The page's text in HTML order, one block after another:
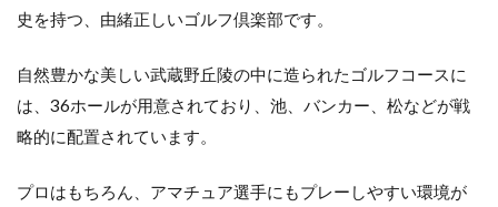
ー
倶
部
伝
統
時
史を持つ、由緒正しいゴルフ倶楽部です。
自然豊かな美しい武蔵野丘陵の中に造られたゴルフコースに
は、36ホールが用意されており、池、バンカー、松などが戦
略的に配置されています。
プロはもちろん、アマチュア選手にもプレーしやすい環境が